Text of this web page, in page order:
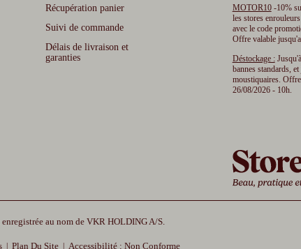
Récupération panier
Suivi de commande
Délais de livraison et
garanties
MOTOR10-10%
les stores
avec le code
Offre valable
Déstockage :
bannes standards,
moustiquaires.
26/08/2026 - 10h.
au nom de VKR HOLDING A/S.
| Plan Du Site| Accessibilité : Non Conforme